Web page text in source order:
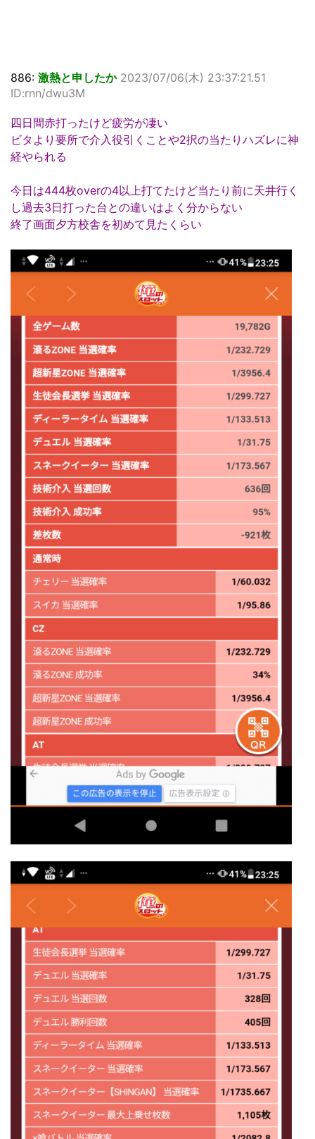
886: 激熱と申したか 2023/07/06(木) 23:37:21.51
ID:rnn/dwu3M
四日間赤打ったけど疲労が凄い
ビタより要所で介入役引くことや2択の当たりハズレに神
経やられる
今日は444枚overの4以上打てたけど当たり前に天井行く
し過去3日打った台との違いはよく分からない
終了画面夕方校舎を初めて見たくらい